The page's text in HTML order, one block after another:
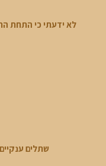
לא ידעתי כי התחת
שתלים ענקיים